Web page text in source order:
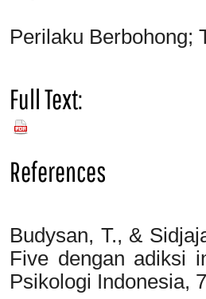
Perilaku Berbohong;
Full Text:
PDF
References
Budysan, T., &
Five dengan adiksi
Psikologi Indonesia,